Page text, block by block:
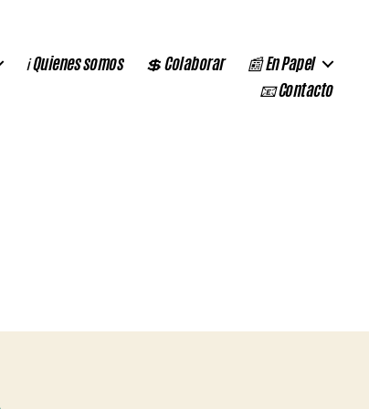
ℹ️ Quienes somos 💲 Colaborar
📰 En Papel
📧 Contacto